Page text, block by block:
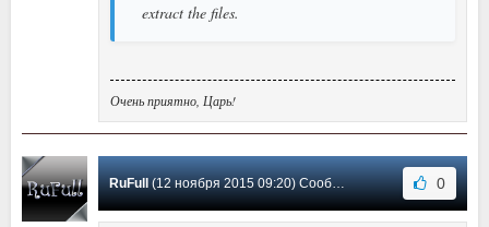
extract the files.
Очень приятно, Царь!
RuFull(12 ноября 2015 09:20) Сообщение #30 0